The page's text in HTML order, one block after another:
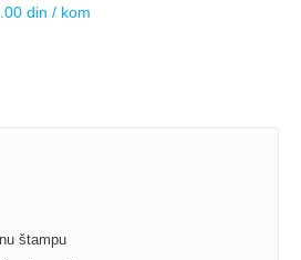
din / kom
štampu